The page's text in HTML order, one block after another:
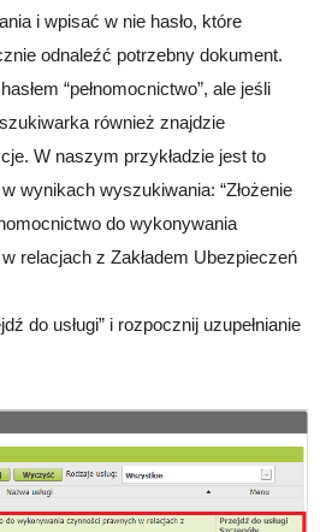
i wpisać w nie hasło, które
odnaleźć potrzebny dokument.
“pełnomocnictwo”, ale jeśli
również znajdzie
W naszym przykładzie jest to
wynikach wyszukiwania: “Złożenie
do wykonywania
relacjach z Zakładem Ubezpieczeń
do usługi” i rozpocznij uzupełnianie